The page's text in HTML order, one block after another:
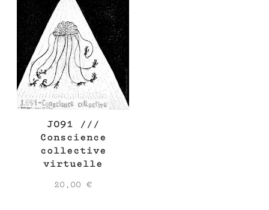
J091 ///
Conscience
collective
virtuelle
20,00€